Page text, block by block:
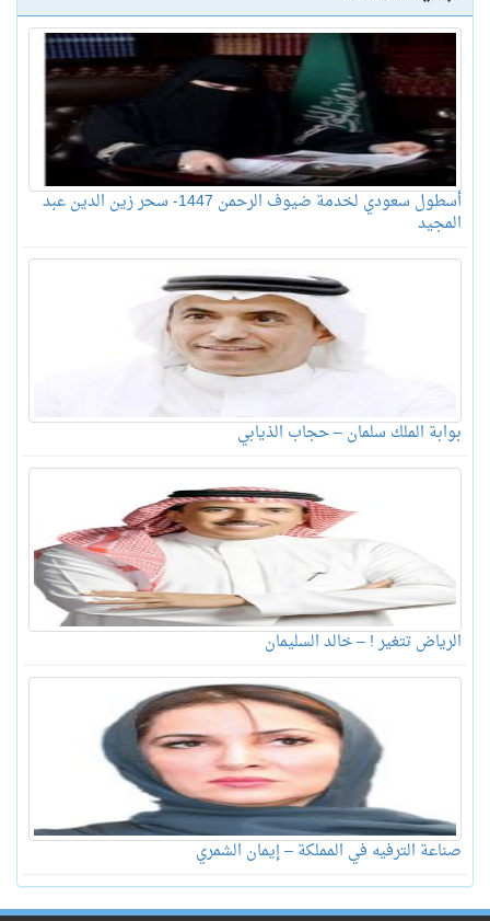
أسطول سعودي لخدمة ضيوف الرحمن 1447- سحر زين الدين عبد
المجيد
بوابة الملك سلمان – حجاب الذيابي
الرياض تتغير ! – خالد السليمان
صناعة الترفيه في المملكة – إيمان الشمري